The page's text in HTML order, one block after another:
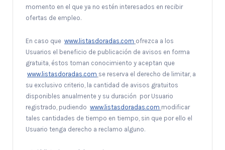
momento en el que ya no estén interesados en recibir
ofertas de empleo.
En caso que www.listasdoradas.com ofrezca a los
Usuarios el beneficio de publicación de avisos en forma
gratuita, éstos toman conocimiento y aceptan que
www.listasdoradas.com se reserva el derecho de limitar, a
su exclusivo criterio, la cantidad de avisos gratuitos
disponibles anualmente y su duración por Usuario
registrado, pudiendo www.listasdoradas.com modificar
tales cantidades de tiempo en tiempo, sin que por ello el
Usuario tenga derecho a reclamo alguno.